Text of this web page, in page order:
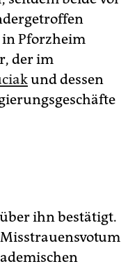
Pforzheim
der im
und dessen
ihn bestätigt.